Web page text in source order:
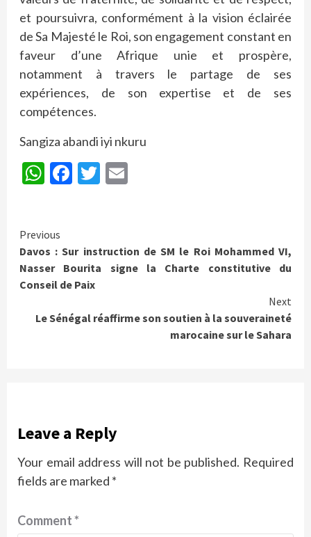
et poursuivra, conformément à la vision éclairée
de Sa Majesté le Roi, son engagement constant en
faveur d’une Afrique unie et prospère,
notamment à travers le partage de ses
expériences, de son expertise et de ses
compétences.
Sangiza abandi iyi nkuru
WhatsApp
Facebook
Twitter
Continue
Reading
Previous
Davos : Sur instruction de SM le Roi Mohammed VI,
Nasser Bourita signe la Charte constitutive du
Conseil de Paix
Next
Le Sénégal réaffirme son soutien à la souveraineté
marocaine sur le Sahara
Leave a Reply
Your email address will not be published. Required
fields are marked *
Comment*